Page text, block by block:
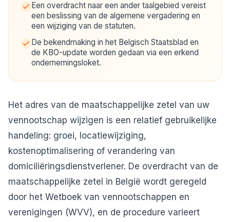
Een overdracht naar een ander taalgebied vereist
een beslissing van de algemene vergadering en
een wijziging van de statuten.
De bekendmaking in het Belgisch Staatsblad en
de KBO-update worden gedaan via een erkend
ondernemingsloket.
Het adres van de maatschappelijke zetel van uw
vennootschap wijzigen is een relatief gebruikelijke
handeling: groei, locatiewijziging,
kostenoptimalisering of verandering van
domiciliëringsdienstverlener. De overdracht van de
maatschappelijke zetel in België wordt geregeld
door het Wetboek van vennootschappen en
verenigingen (WVV), en de procedure varieert